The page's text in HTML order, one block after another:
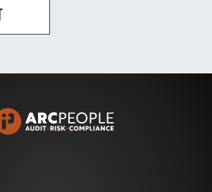
van het laatste nieuws op het